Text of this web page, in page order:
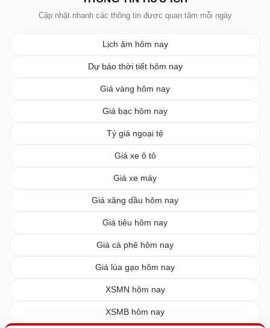
Cập nhật nhanh các thông tin được quan tâm mỗi ngày
Lịch âm hôm nay
Dự báo thời tiết hôm nay
Giá vàng hôm nay
Giá bạc hôm nay
Tỷ giá ngoại tệ
Giá xe ô tô
Giá xe máy
Giá xăng dầu hôm nay
Giá tiêu hôm nay
Giá cà phê hôm nay
Giá lúa gạo hôm nay
XSMN hôm nay
XSMB hôm nay